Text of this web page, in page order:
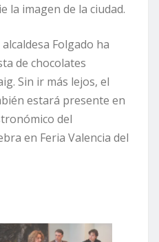
la imagen de la ciudad.
Folgado ha
de chocolates
Sin ir más lejos, el
estará presente en
del
en Feria Valencia del